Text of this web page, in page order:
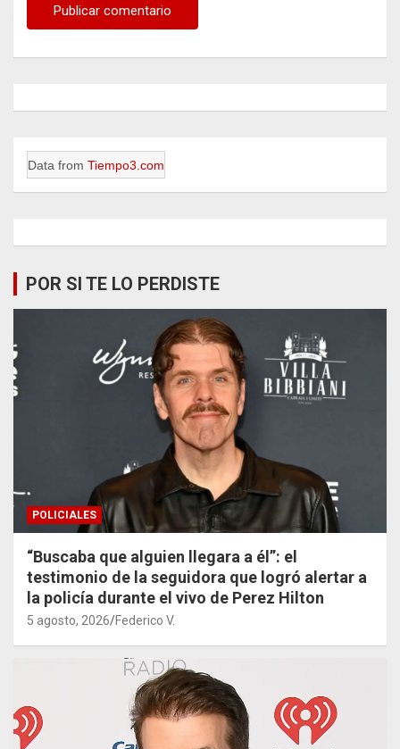
Data from Tiempo3.com
POR SI TE LO PERDISTE
POLICIALES
“Buscaba que alguien llegara a él”: el
testimonio de la seguidora que logró alertar a
la policía durante el vivo de Perez Hilton
5 agosto, 2026 Federico V.